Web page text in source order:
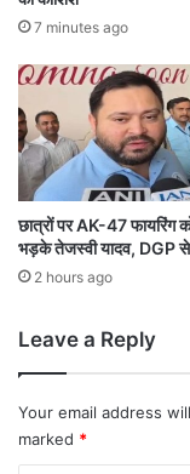
मौ
का
वा
,
प्र
सी
भा
र
की
सु
प
7 minutes ago
छात्रों पर AK-47 फायरिंग
भड़के तेजस्वी यादव, DGP
2 hours ago
Leave a Reply
Your email address
marked *